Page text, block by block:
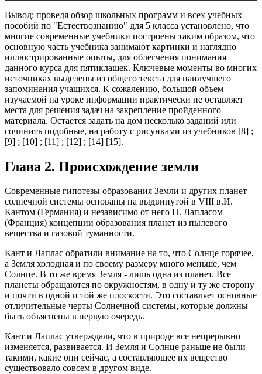
Вывод: проведя обзор школьных программ и всех учебных
пособий по "Естествознанию" для 5 класса установлено, что
многие современные учебники построены таким образом, что
основную часть учебника занимают картинки и наглядно
иллюстрированные опыты, для облегчения понимания
данного курса для пятиклашек. Ключевые моменты во многих
источниках выделены из общего текста для наилучшего
запоминания учащихся. К сожалению, большой объем
изучаемой на уроке информации практически не оставляет
места для решения задач на закрепление пройденного
материала. Остается задать на дом несколько заданий или
сочинить подобные, на работу с рисунками из учебников [8] ;
[9] ; [10] ; [11] ; [12] ; [14] [15].
Глава 2. Происхождение земли
Современные гипотезы образования Земли и других планет
солнечной системы основаны на выдвинутой в VIII в.И.
Кантом (Германия) и независимо от него П. Лапласом
(Франция) концепции образования планет из пылевого
вещества и газовой туманности.
Кант и Лаплас обратили внимание на то, что Солнце горячее,
а Земля холодная и по своему размеру много меньше, чем
Солнце. В то же время Земля - лишь одна из планет. Все
планеты обращаются по окружностям, в одну и ту же сторону
и почти в одной и той же плоскости. Это составляет основные
отличительные черты Солнечной системы, которые должны
быть объяснены в первую очередь.
Кант и Лаплас утверждали, что в природе все непрерывно
изменяется, развивается. И Земля и Солнце раньше не были
такими, какие они сейчас, а составляющее их вещество
существовало совсем в другом виде.